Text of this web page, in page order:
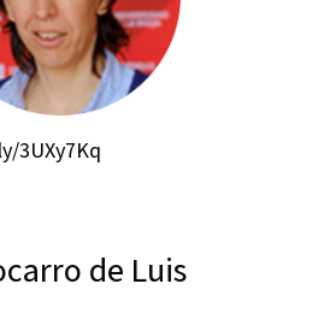
3UXy7Kq
de Luis